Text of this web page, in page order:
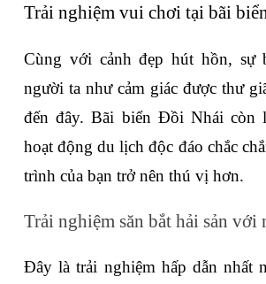
Trải nghiệm vui chơi tại bãi
Cùng với cảnh đẹp hút hồn, sự
người ta như cảm giác được thư
đến đây. Bãi biển Đồi Nhái còn
hoạt động du lịch độc đáo chắc
trình của bạn trở nên thú vị hơn.
Trải nghiệm săn bắt hải sản với
Đây là trải nghiệm hấp dẫn nhất